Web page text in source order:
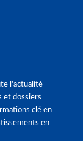
l'actualité
et dossiers
clé en
en